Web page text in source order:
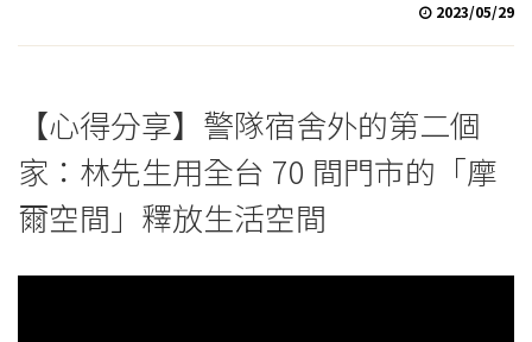
2023/05/29
【心得分享】警隊宿舍外的第二個
家：林先生用全台 70 間門市的「摩
爾空間」釋放生活空間